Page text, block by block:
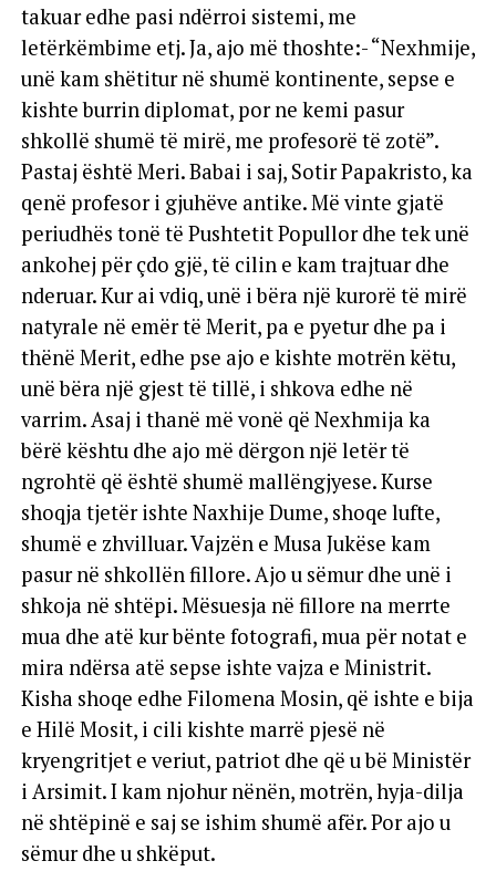
takuar edhe pasi ndërroi sistemi, me
letërkëmbime etj. Ja, ajo më thoshte:- “Nexhmije,
unë kam shëtitur në shumë kontinente, sepse e
kishte burrin diplomat, por ne kemi pasur
shkollë shumë të mirë, me profesorë të zotë”.
Pastaj është Meri. Babai i saj, Sotir Papakristo, ka
qenë profesor i gjuhëve antike. Më vinte gjatë
periudhës tonë të Pushtetit Popullor dhe tek unë
ankohej për çdo gjë, të cilin e kam trajtuar dhe
nderuar. Kur ai vdiq, unë i bëra një kurorë të mirë
natyrale në emër të Merit, pa e pyetur dhe pa i
thënë Merit, edhe pse ajo e kishte motrën këtu,
unë bëra një gjest të tillë, i shkova edhe në
varrim. Asaj i thanë më vonë që Nexhmija ka
bërë kështu dhe ajo më dërgon një letër të
ngrohtë që është shumë mallëngjyese. Kurse
shoqja tjetër ishte Naxhije Dume, shoqe lufte,
shumë e zhvilluar. Vajzën e Musa Jukëse kam
pasur në shkollën fillore. Ajo u sëmur dhe unë i
shkoja në shtëpi. Mësuesja në fillore na merrte
mua dhe atë kur bënte fotografi, mua për notat e
mira ndërsa atë sepse ishte vajza e Ministrit.
Kisha shoqe edhe Filomena Mosin, që ishte e bija
e Hilë Mosit, i cili kishte marrë pjesë në
kryengritjet e veriut, patriot dhe që u bë Ministër
i Arsimit. I kam njohur nënën, motrën, hyja-dilja
në shtëpinë e saj se ishim shumë afër. Por ajo u
sëmur dhe u shkëput.